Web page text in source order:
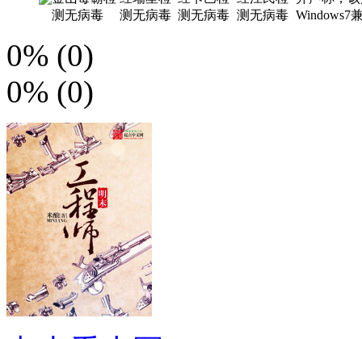
0% (0)
0% (0)